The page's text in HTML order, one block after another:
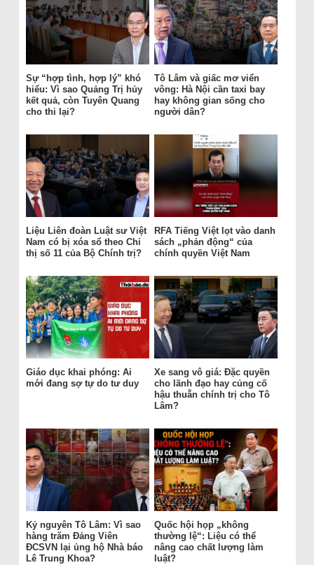
Sự “hợp tình, hợp lý” khó
hiểu: Vì sao Quảng Trị hủy
kết quả, còn Tuyên Quang
cho thi lại?
Tô Lâm và giấc mơ viển
vông: Hà Nội cần taxi bay
hay không gian sống cho
người dân?
Liệu Liên đoàn Luật sư Việt
Nam có bị xóa sổ theo Chỉ
thị số 11 của Bộ Chính trị?
RFA Tiếng Việt lọt vào danh
sách „phản động“ của
chính quyền Việt Nam
Giáo dục khai phóng: Ai
mới đang sợ tự do tư duy
Xe sang vô giá: Đặc quyền
cho lãnh đạo hay củng cố
hậu thuẫn chính trị cho Tô
Lâm?
Kỷ nguyên Tô Lâm: Vì sao
hàng trăm Đảng Viên
ĐCSVN lại ủng hộ Nhà báo
Lê Trung Khoa?
Quốc hội họp „không
thường lệ“: Liệu có thể
nâng cao chất lượng làm
luật?